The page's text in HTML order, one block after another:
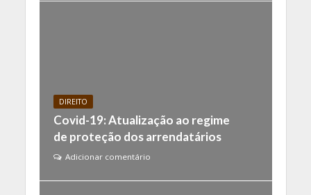
DIREITO
Covid-19: Atualização ao regime
de proteção dos arrendatários
Adicionar comentário